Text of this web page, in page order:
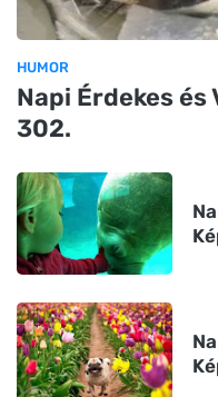
HUMOR
Napi Érdekes
302.